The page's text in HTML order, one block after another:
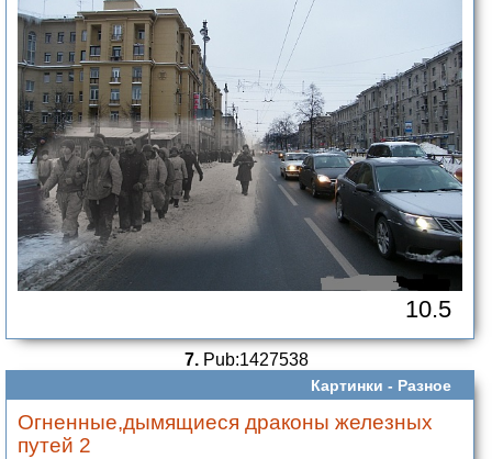
10.5
7.Pub:1427538
Картинки - Разное
Огненные,дымящиеся драконы железных
путей 2